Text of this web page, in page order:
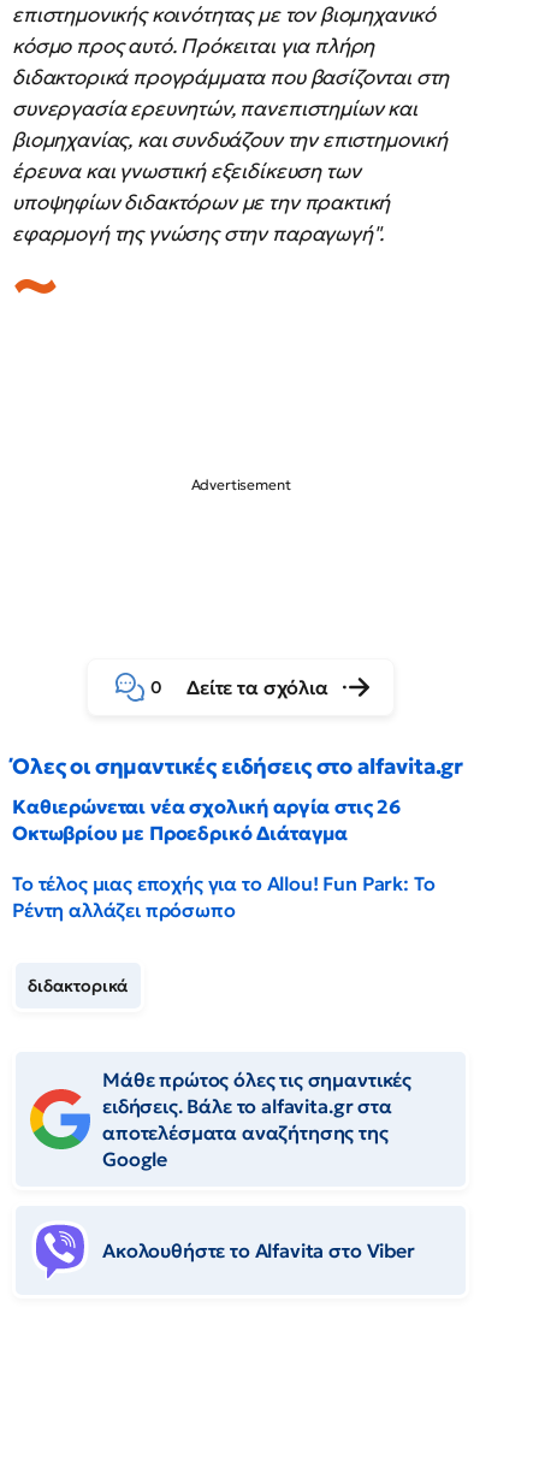
επιστημονικής κοινότητας με τον βιομηχανικό
κόσμο προς αυτό. Πρόκειται για πλήρη
διδακτορικά προγράμματα που βασίζονται στη
συνεργασία ερευνητών, πανεπιστημίων και
βιομηχανίας, και συνδυάζουν την επιστημονική
έρευνα και γνωστική εξειδίκευση των
υποψηφίων διδακτόρων με την πρακτική
εφαρμογή της γνώσης στην παραγωγή".
0 Δείτε τα σχόλια
Όλες οι σημαντικές ειδήσεις στο alfavita.gr
Καθιερώνεται νέα σχολική αργία στις 26
Οκτωβρίου με Προεδρικό Διάταγμα
Το τέλος μιας εποχής για το Allou! Fun Park: Το
Ρέντη αλλάζει πρόσωπο
διδακτορικά
Μάθε πρώτος όλες τις σημαντικές
ειδήσεις. Βάλε το alfavita.gr στα
αποτελέσματα αναζήτησης της
Google
Ακολουθήστε το Αlfavita στο Viber